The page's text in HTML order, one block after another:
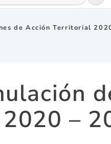
de Acción Territorial
–